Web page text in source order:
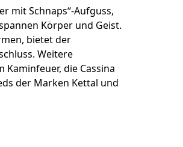
mit Schnaps“-Aufguss,
Körper und Geist.
bietet der
Weitere
Kaminfeuer, die Cassina
der Marken Kettal und